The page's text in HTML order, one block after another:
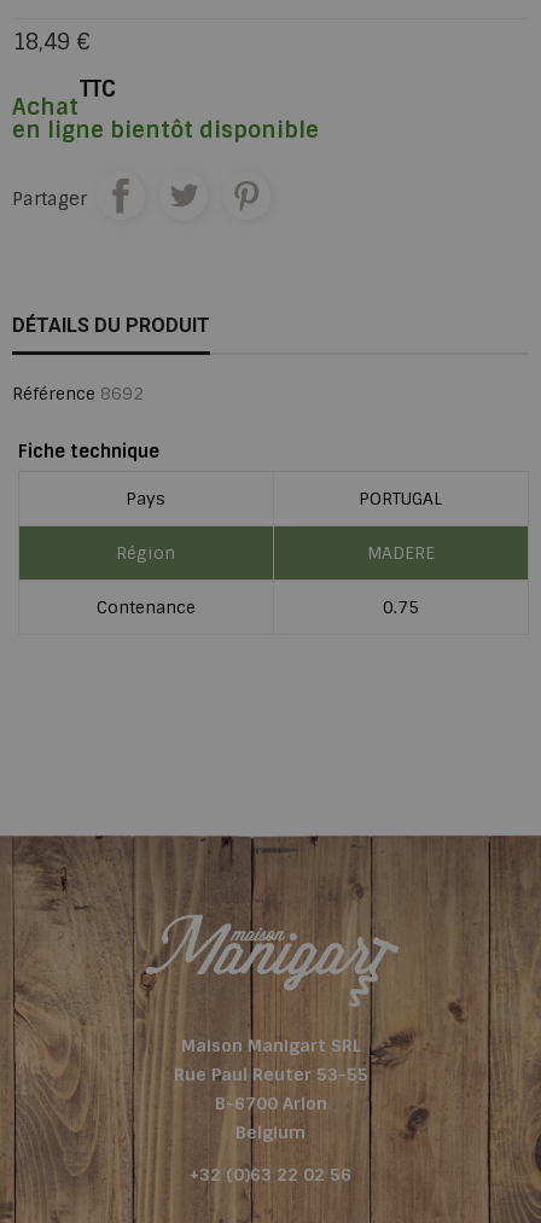
18,49 €
TTC
Achat
en ligne bientôt disponible
Partager
DÉTAILS DU PRODUIT
Référence 8692
Fiche technique
Pays PORTUGAL
Région MADERE
Contenance 0.75
Maison Manigart SRL
Rue Paul Reuter 53-55
B-6700 Arlon
Belgium
+32 (0)63 22 02 56